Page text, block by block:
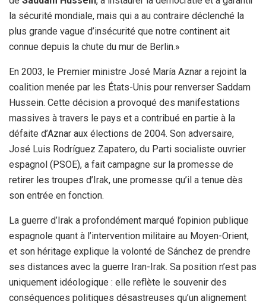
la sécurité mondiale, mais qui a au contraire déclenché la
plus grande vague d’insécurité que notre continent ait
connue depuis la chute du mur de Berlin.»
En 2003, le Premier ministre José María Aznar a rejoint la
coalition menée par les États-Unis pour renverser Saddam
Hussein. Cette décision a provoqué des manifestations
massives à travers le pays et a contribué en partie à la
défaite d’Aznar aux élections de 2004. Son adversaire,
José Luis Rodríguez Zapatero, du Parti socialiste ouvrier
espagnol (PSOE), a fait campagne sur la promesse de
retirer les troupes d’Irak, une promesse qu’il a tenue dès
son entrée en fonction.
La guerre d’Irak a profondément marqué l’opinion publique
espagnole quant à l’intervention militaire au Moyen-Orient,
et son héritage explique la volonté de Sánchez de prendre
ses distances avec la guerre Iran-Irak. Sa position n’est pas
uniquement idéologique : elle reflète le souvenir des
conséquences politiques désastreuses qu’un alignement